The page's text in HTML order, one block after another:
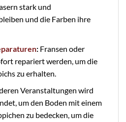
stark und
und die Farben ihre
:Fransen oder
repariert werden, um die
zu erhalten.
Veranstaltungen wird
um den Boden mit einem
zu bedecken, um die